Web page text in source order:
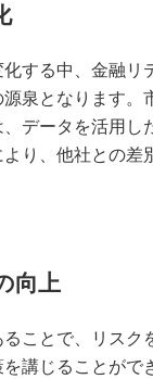
する中、金融リ
泉となります。
データを活用し
り、他社との差
向上
ことで、リスク
講じることがで